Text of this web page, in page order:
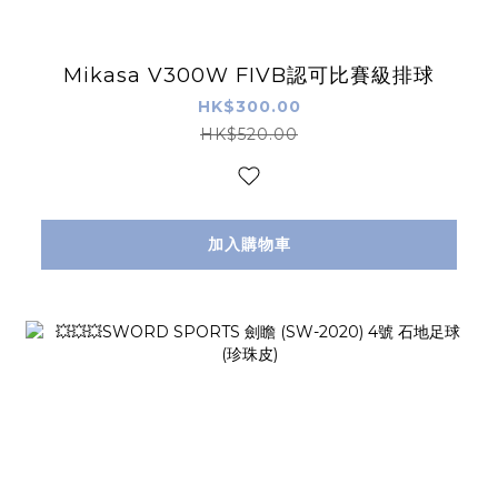
Mikasa V300W FIVB認可比賽級排球
HK$300.00
HK$520.00
加入購物車